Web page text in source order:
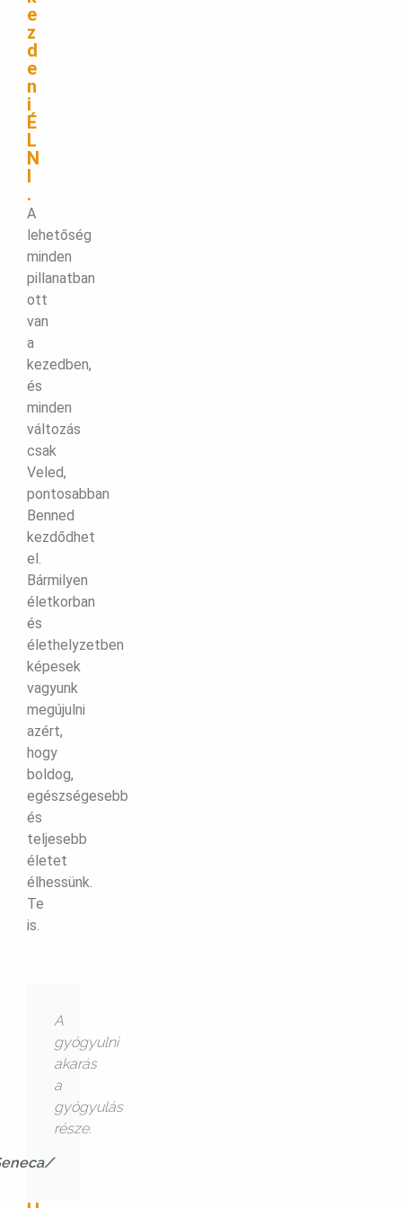
e
z
d
e
n
i
É
L
N
I
.
A
lehetőség
minden
pillanatban
ott
van
a
kezedben,
és
minden
változás
csak
Veled,
pontosabban
Benned
kezdődhet
el.
Bármilyen
életkorban
és
élethelyzetben
képesek
vagyunk
megújulni
azért,
hogy
boldog,
egészségesebb
és
teljesebb
életet
élhessünk.
Te
is.
A
gyógyulni
akarás
a
gyógyulás
része.